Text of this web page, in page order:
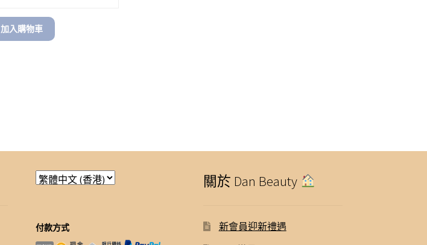
加入購物車
付款方式
關於 Dan Beauty
新會員迎新禮遇